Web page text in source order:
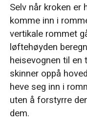
Selv når kroken er
komme inn i
vertikale rommet
løftehøyden
heisevognen til en
skinner oppå
heve seg inn i
uten å forstyrre
dem.